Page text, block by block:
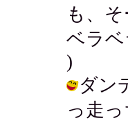
も、
ベラ
)
ダン
っ走